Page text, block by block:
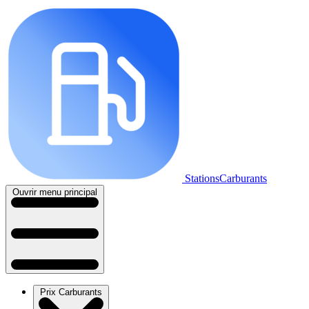
StationsCarburants
Ouvrir menu principal
Prix Carburants